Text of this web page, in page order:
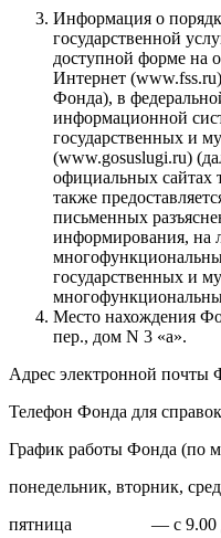
Информация о
государственной
доступной форме на
Интернет
Фонда), в
информационной
государственных и
(www.gosuslugi.ru)
официальных сайтах
также
письменных
информирования, на
государственных и
Место нахождения
пер., дом N 3 «а».
Адрес электронной почты
Телефон Фонда для
График работы Фонда (по
понедельник, вторник,
пятница — с 9.00